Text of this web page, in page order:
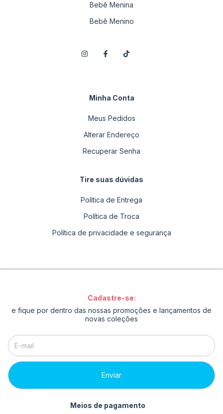
Bebê Menina
Bebê Menino
Minha Conta
Meus Pedidos
Alterar Endereço
Recuperar Senha
Tire suas dúvidas
Política de Entrega
Política de Troca
Política de privacidade e segurança
Cadastre-se:
e fique por dentro das nossas promoções e lançamentos de
novas coleções
Meios de pagamento